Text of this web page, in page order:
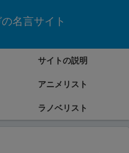
名言サイト
サイトの説明
アニメリスト
ラノベリスト